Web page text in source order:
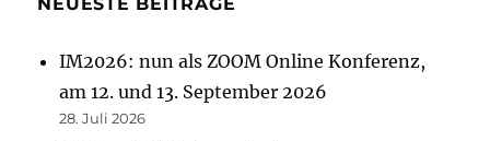
NEUESTE BEITRÄGE
IM2026: nun als ZOOM Online Konferenz,
am 12. und 13. September 2026
28. Juli 2026